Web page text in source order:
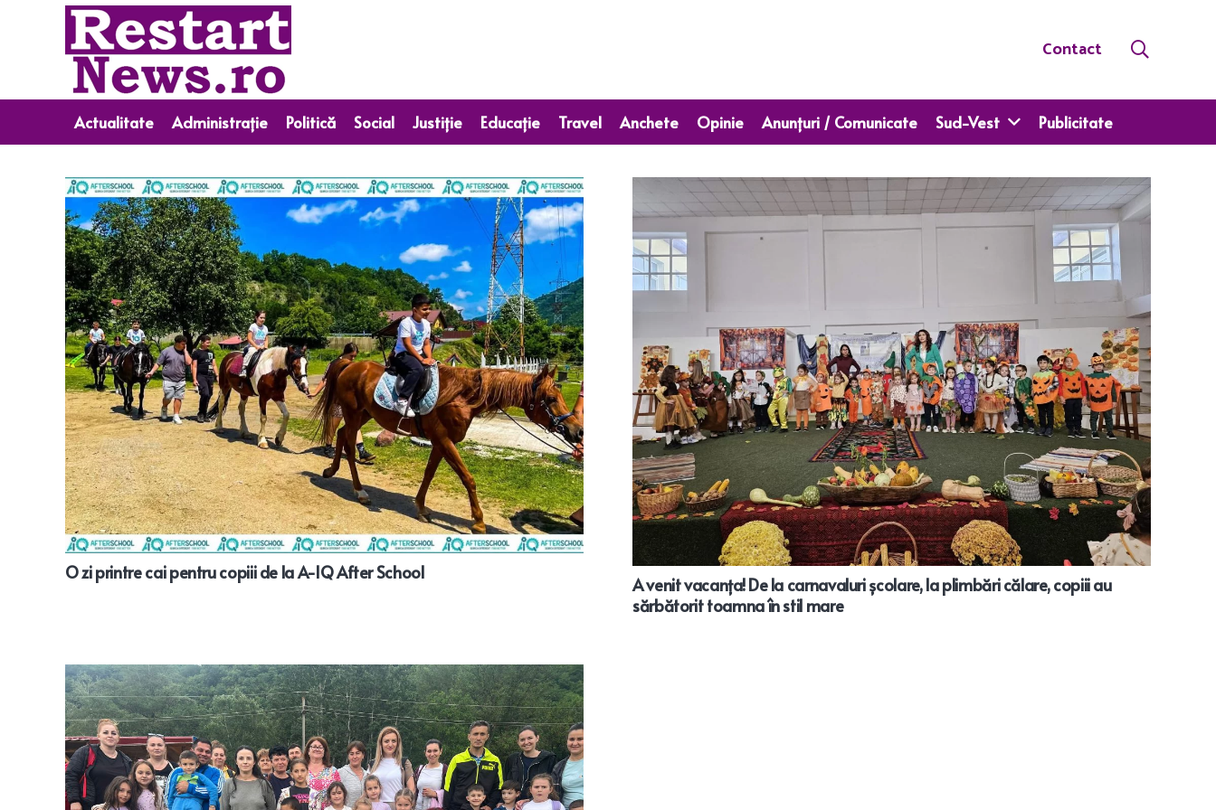
Contact
Actualitate Administrație Politică Social Justiție Educație Travel Anchete Opinie Anunțuri / Comunicate Sud-Vest Publicitate
O zi printre cai pentru copiii de la A-IQ After School
A venit vacanța! De la carnavaluri școlare, la plimbări călare, copiii au
sărbătorit toamna în stil mare